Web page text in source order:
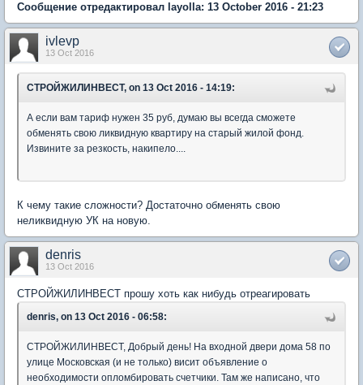
Сообщение отредактировал layolla: 13 October 2016 - 21:23
ivlevp
13 Oct 2016
СТРОЙЖИЛИНВЕСТ, on 13 Oct 2016 - 14:19:
А если вам тариф нужен 35 руб, думаю вы всегда сможете
обменять свою ликвидную квартиру на старый жилой фонд.
Извините за резкость, накипело....
К чему такие сложности? Достаточно обменять свою
неликвидную УК на новую.
denris
13 Oct 2016
СТРОЙЖИЛИНВЕСТ прошу хоть как нибудь отреагировать
denris, on 13 Oct 2016 - 06:58:
СТРОЙЖИЛИНВЕСТ, Добрый день! На входной двери дома 58 по
улице Московская (и не только) висит объявление о
необходимости опломбировать счетчики. Там же написано, что